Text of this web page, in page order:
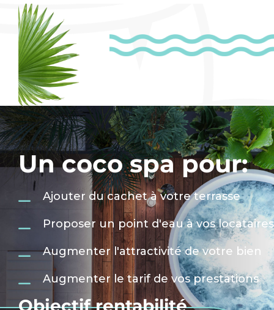
Un coco spa pour:
Ajouter du cachet à votre terrasse
Proposer un point d'eau à vos locataires
Augmenter l'attractivité de votre bien
Augmenter le tarif de vos prestations